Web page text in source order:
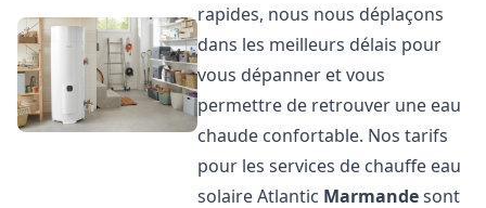
rapides, nous nous déplaçons
dans les meilleurs délais pour
vous dépanner et vous
permettre de retrouver une eau
chaude confortable. Nos tarifs
pour les services de chauffe eau
solaire Atlantic Marmandesont